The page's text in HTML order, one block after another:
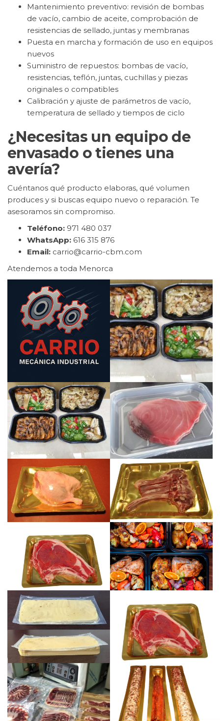
Mantenimiento preventivo: revisión de bombas
de vacío, cambio de aceite, comprobación de
resistencias de sellado, juntas y membranas
Puesta en marcha y formación de uso en equipos
nuevos
Suministro de repuestos: bombas de vacío,
resistencias, teflón, juntas, cuchillas y piezas
originales o compatibles
Calibración y ajuste de parámetros de vacío,
temperatura de sellado y tiempos de ciclo
¿Necesitas un equipo de
envasado o tienes una
avería?
Cuéntanos qué producto elaboras, qué volumen
produces y si buscas equipo nuevo o reparación. Te
asesoramos sin compromiso.
Teléfono: 971 480 037
WhatsApp: 616 315 876
Email: carrio@carrio-cbm.com
Atendemos a toda Menorca